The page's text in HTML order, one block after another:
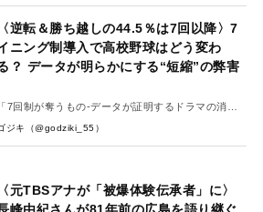
〈逆転＆勝ち越しの44.5％は7回以降〉7
ニング制導入で高校野球はどう変わ
？ データが明らかにする“短縮”の弊害
「7回制が奪うもの-データが証明するドラマの消
失-」
ジキ（@godziki_55）
〈元TBSアナが「被爆体験伝承者」に〉
峰由紀さんが81年前の広島を語り継ぐ